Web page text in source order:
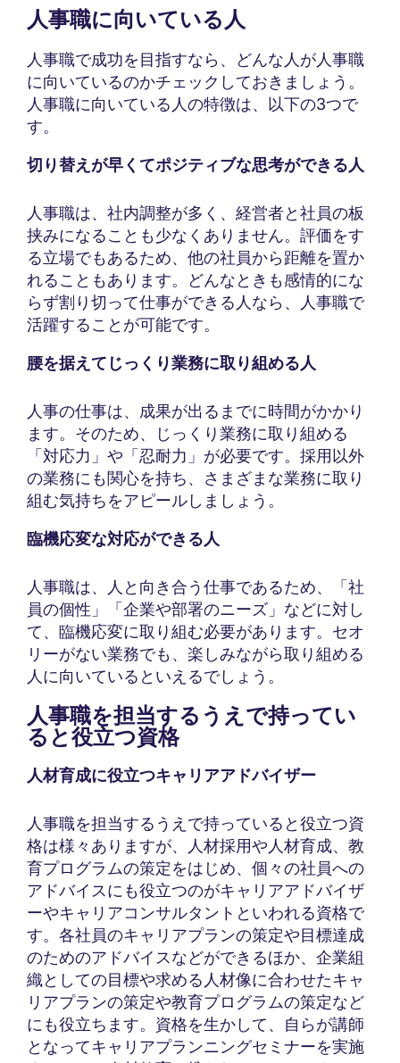
人事職に向いている人
人事職で成功を目指すなら、どんな人が人事職
に向いているのかチェックしておきましょう。
人事職に向いている人の特徴は、以下の3つで
す。
切り替えが早くてポジティブな思考ができる人
人事職は、社内調整が多く、経営者と社員の板
挟みになることも少なくありません。評価をす
る立場でもあるため、他の社員から距離を置か
れることもあります。どんなときも感情的にな
らず割り切って仕事ができる人なら、人事職で
活躍することが可能です。
腰を据えてじっくり業務に取り組める人
人事の仕事は、成果が出るまでに時間がかかり
ます。そのため、じっくり業務に取り組める
「対応力」や「忍耐力」が必要です。採用以外
の業務にも関心を持ち、さまざまな業務に取り
組む気持ちをアピールしましょう。
臨機応変な対応ができる人
人事職は、人と向き合う仕事であるため、「社
員の個性」「企業や部署のニーズ」などに対し
て、臨機応変に取り組む必要があります。セオ
リーがない業務でも、楽しみながら取り組める
人に向いているといえるでしょう。
人事職を担当するうえで持ってい
ると役立つ資格
人材育成に役立つキャリアアドバイザー
人事職を担当するうえで持っていると役立つ資
格は様々ありますが、人材採用や人材育成、教
育プログラムの策定をはじめ、個々の社員への
アドバイスにも役立つのがキャリアアドバイザ
ーやキャリアコンサルタントといわれる資格で
す。各社員のキャリアプランの策定や目標達成
のためのアドバイスなどができるほか、企業組
織としての目標や求める人材像に合わせたキャ
リアプランの策定や教育プログラムの策定など
にも役立ちます。資格を生かして、自らが講師
となってキャリアプランニングセミナーを実施